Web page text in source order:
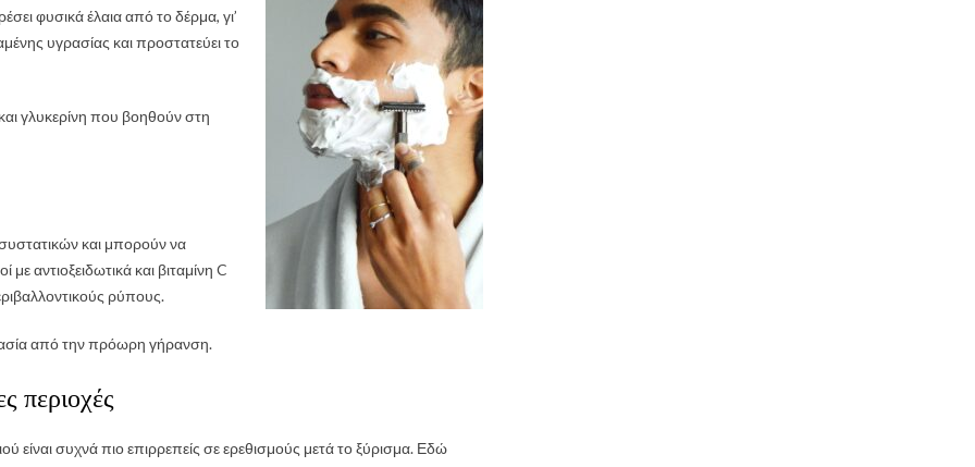
φυσικά έλαια από το δέρμα, γι’
υγρασίας και προστατεύει το
γλυκερίνη που βοηθούν στη
και μπορούν να
αντιοξειδωτικά και βιταμίνη C
ρύπους.
από την πρόωρη γήρανση.
περιοχές
είναι συχνά πιο επιρρεπείς σε ερεθισμούς μετά το ξύρισμα. Εδώ